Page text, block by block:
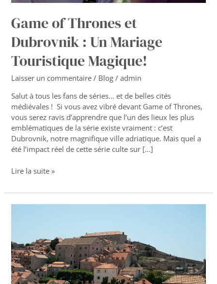
Game of Thrones et
Dubrovnik : Un Mariage
Touristique Magique!
Laisser un commentaire / Blog /admin
Salut à tous les fans de séries… et de belles cités
médiévales ! Si vous avez vibré devant Game of Thrones,
vous serez ravis d’apprendre que l’un des lieux les plus
emblématiques de la série existe vraiment : c’est
Dubrovnik, notre magnifique ville adriatique. Mais quel a
été l’impact réel de cette série culte sur […]
Lire la suite »
à
Dubrovnik